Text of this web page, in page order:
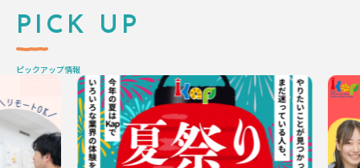
PICK UP
ピックアップ情報